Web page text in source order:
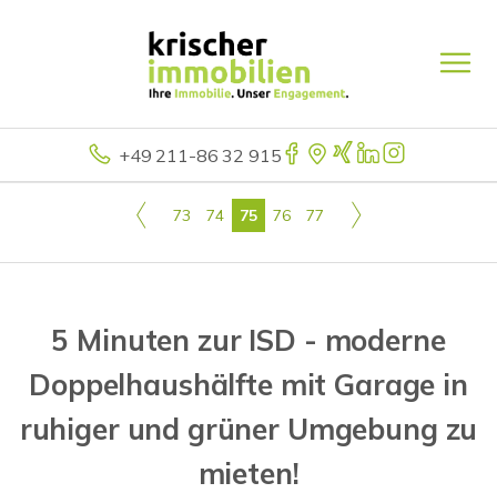
+49 211-86 32 915
73 74 75 76 77
5 Minuten zur ISD - moderne
Doppelhaushälfte mit Garage in
ruhiger und grüner Umgebung zu
mieten!